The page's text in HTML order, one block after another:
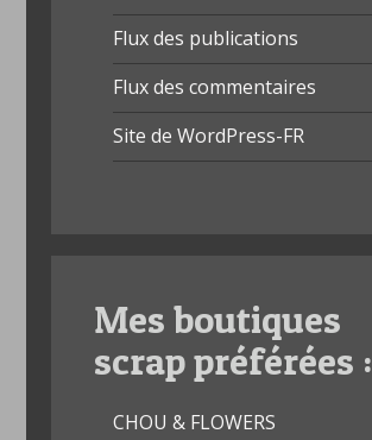
Flux des publications
Flux des commentaires
Site de WordPress-FR
Mes boutiques
scrap préférées :
CHOU & FLOWERS